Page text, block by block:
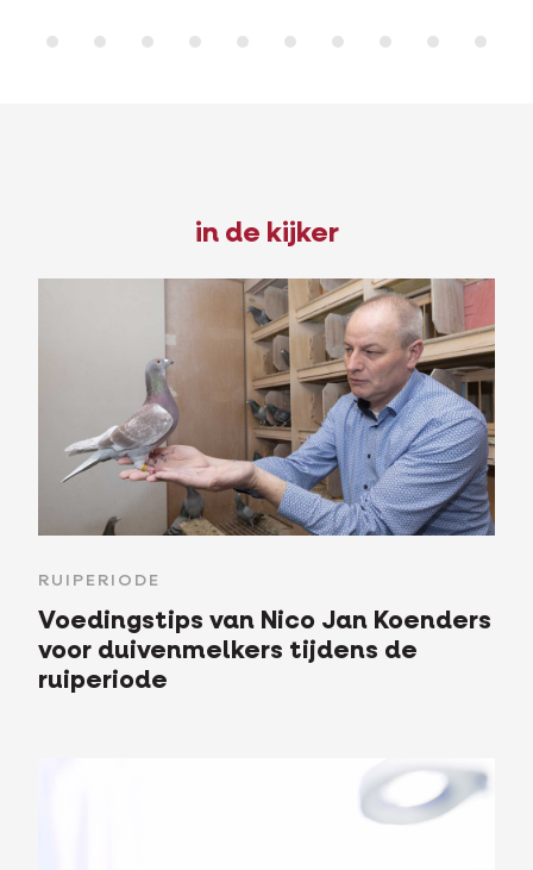
in de kijker
RUIPERIODE
Voedingstips van Nico Jan Koenders
voor duivenmelkers tijdens de
ruiperiode